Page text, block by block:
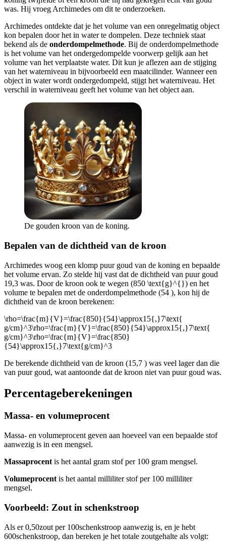
was. Hij vroeg Archimedes om dit te onderzoeken.
Archimedes ontdekte dat je het volume van een onregelmatig object
kon bepalen door het in water te dompelen. Deze techniek staat
bekend als de onderdompelmethode. Bij de onderdompelmethode
is het volume van het ondergedompelde voorwerp gelijk aan het
volume van het verplaatste water. Dit kun je aflezen aan de stijging
van het waterniveau in bijvoorbeeld een maatcilinder. Wanneer een
object in water wordt ondergedompeld, stijgt het waterniveau. Het
verschil in waterniveau geeft het volume van het object aan.
De gouden kroon van de koning.
Bepalen van de dichtheid van de kroon
Archimedes woog een klomp puur goud van de koning en bepaalde
het volume ervan. Zo stelde hij vast dat de dichtheid van puur goud
19,3 was. Door de kroon ook te wegen (850 \text{g}^{}) en het
volume te bepalen met de onderdompelmethode (54 ), kon hij de
dichtheid van de kroon berekenen:
\rho=\frac{m}{V}=\frac{850}{54}\approx15{,}7\text{
g/cm}^3\rho=\frac{m}{V}=\frac{850}{54}\approx15{,}7\text{
g/cm}^3\rho=\frac{m}{V}=\frac{850}
{54}\approx15{,}7\text{g/cm}^3
De berekende dichtheid van de kroon (15,7 ) was veel lager dan die
van puur goud, wat aantoonde dat de kroon niet van puur goud was.
Percentageberekeningen
Massa- en volumeprocent
Massa- en volumeprocent geven aan hoeveel van een bepaalde stof
aanwezig is in een mengsel.
Massaprocent is het aantal gram stof per 100 gram mengsel.
Volumeprocent is het aantal milliliter stof per 100 milliliter
mengsel.
Voorbeeld: Zout in schenkstroop
Als er 0,50zout per 100schenkstroop aanwezig is, en je hebt
600schenkstroop, dan bereken je het totale zoutgehalte als volgt: